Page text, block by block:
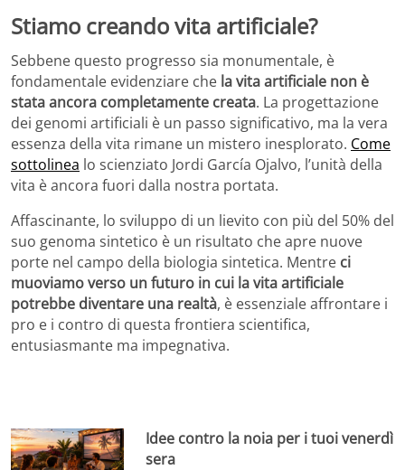
Stiamo creando vita artificiale?
Sebbene questo progresso sia monumentale, è
fondamentale evidenziare che la vita artificiale non è
stata ancora completamente creata. La progettazione
dei genomi artificiali è un passo significativo, ma la vera
essenza della vita rimane un mistero inesplorato. Come
sottolinea lo scienziato Jordi García Ojalvo, l’unità della
vita è ancora fuori dalla nostra portata.
Affascinante, lo sviluppo di un lievito con più del 50% del
suo genoma sintetico è un risultato che apre nuove
porte nel campo della biologia sintetica. Mentre ci
muoviamo verso un futuro in cui la vita artificiale
potrebbe diventare una realtà, è essenziale affrontare i
pro e i contro di questa frontiera scientifica,
entusiasmante ma impegnativa.
Idee contro la noia per i tuoi venerdì
sera